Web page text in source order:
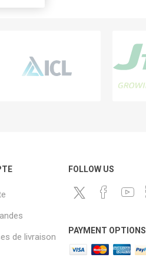
de livraison
FOLLOW US
PAYMENT OPTIONS